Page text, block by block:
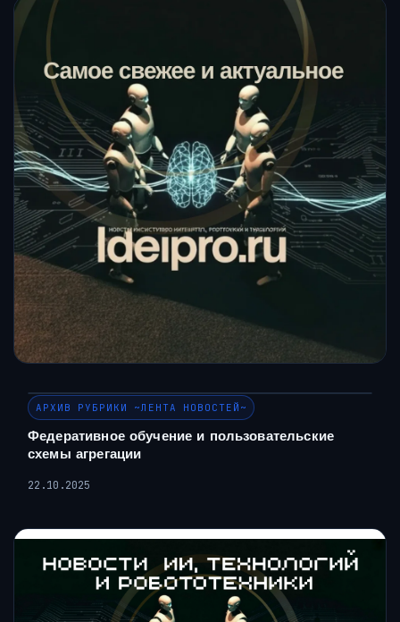
АРХИВ РУБРИКИ ~ЛЕНТА НОВОСТЕЙ~
Федеративное обучение и пользовательские
схемы агрегации
22.10.2025